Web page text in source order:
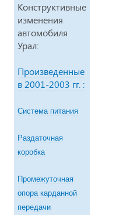
Конструктивные
изменения
автомобиля
Урал:
Произведенные
в 2001-2003 гг. :
Система питания
Раздаточная
коробка
Промежуточная
опора карданной
передачи